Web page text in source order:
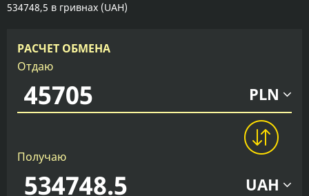
534748,5 в гривнах (UAH)
РАСЧЕТ ОБМЕНА
Отдаю
PLN
Получаю
UAH